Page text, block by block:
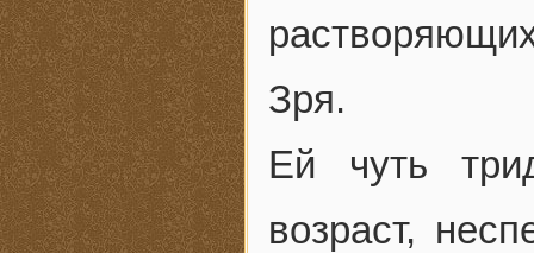
Зря.
Ей чуть
возраст,